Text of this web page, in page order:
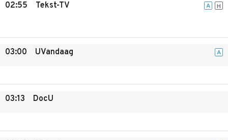
02:55 Tekst-TV A H
03:00 UVandaag A
03:13 DocU